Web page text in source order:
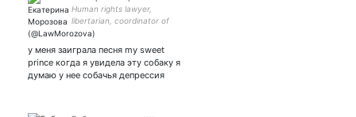
Human rights lawyer,
libertarian, coordinator of
сourt hearings for OVD-info
Support us👇
у меня заиграла песня my sweet
prince когда я увидела эту собаку я
думаю у нее собачья депрессия